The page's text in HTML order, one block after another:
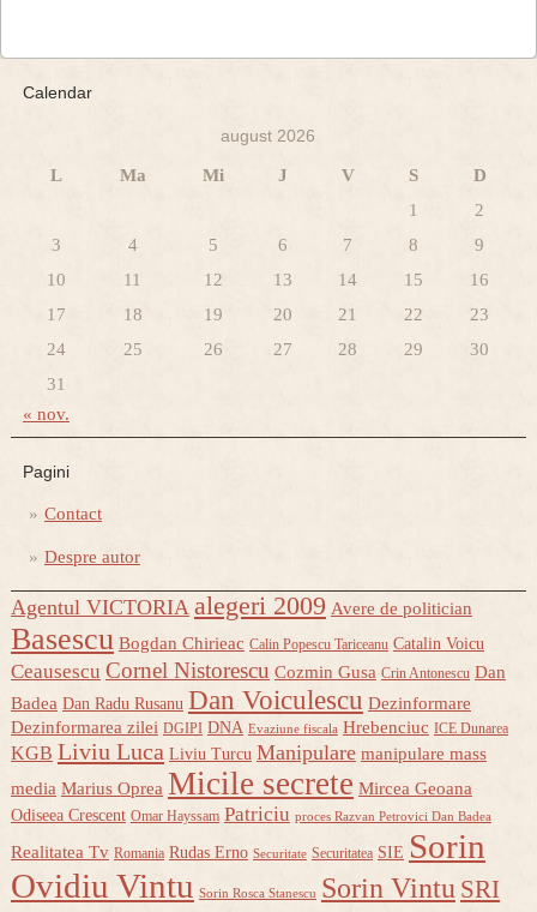
Calendar
august 2026
L Ma Mi J V S
D
1
2
3
4 5 6 7 8
9
10
11 12 13 14 15
16
17
18 19 20 21 22
23
24
25 26 27 28 29
30
31
« nov.
Pagini
Contact
Despre autor
Agentul VICTORIA alegeri 2009 Avere de politician
Basescu Bogdan Chirieac Calin Popescu Tariceanu Catalin Voicu
Ceausescu Cornel Nistorescu Cozmin Gusa Crin Antonescu Dan
Badea Dan Radu Rusanu Dan Voiculescu Dezinformare
Dezinformarea zilei DGIPI DNA Evaziune fiscala Hrebenciuc ICE Dunarea
KGB Liviu Luca Liviu Turcu Manipulare manipulare mass
media Marius Oprea Micile secrete Mircea Geoana
Odiseea Crescent Omar Hayssam Patriciu proces Razvan Petrovici Dan Badea
Realitatea Tv Romania Rudas Erno Securitate Securitatea SIE Sorin
Ovidiu Vintu Sorin Rosca Stanescu Sorin Vintu SRI